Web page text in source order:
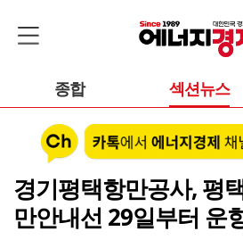
종합 섹션뉴스
경기평택항만공사, 평
만안내선 29일부터 운